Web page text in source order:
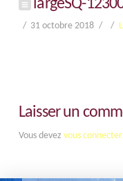
largeSQ-
31 octobre 2018
Laisser un
Vous devez vous connecter